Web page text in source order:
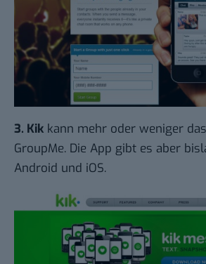
3. Kik kann mehr oder weniger
GroupMe. Die App gibt es aber
Android und iOS.